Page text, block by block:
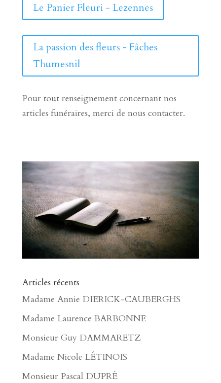
Le Panier Fleuri - Lezennes
La passion des fleurs - Fâches
Thumesnil
Pour tout renseignement concernant nos
articles funéraires, merci de nous contacter.
Articles récents
Madame Annie DIERICK-CAUBERGHS
Madame Laurence BARBONNE
Monsieur Guy DAMMARETZ
Madame Nicole LÉTINOIS
Monsieur Pascal DUPRÉ